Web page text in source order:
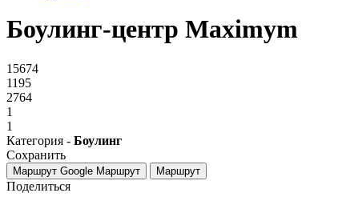
Боулинг-центр Maximym
15674
1195
2764
1
1
Категория - Боулинг
Сохранить
Маршрут Google Маршрут Маршрут
Поделиться